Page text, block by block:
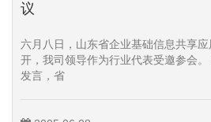
议
六月八日，山东省企业基础信息共享
开，我司领导作为行业代表受邀参会
发言，省